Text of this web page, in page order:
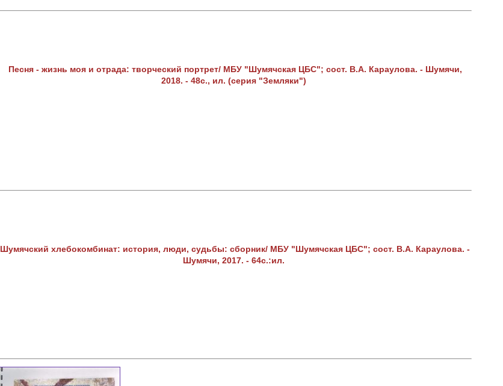
Песня - жизнь моя и отрада: творческий портрет/ МБУ "Шумячская ЦБС"; сост. В.А. Караулова. - Шумячи,
2018. - 48с., ил. (серия "Земляки")
Шумячский хлебокомбинат: история, люди, судьбы: сборник/ МБУ "Шумячская ЦБС"; сост. В.А. Караулова. -
Шумячи, 2017. - 64с.:ил.